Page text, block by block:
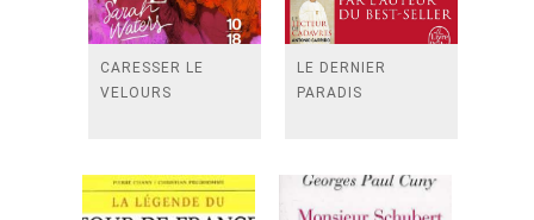
CARESSER LE
VELOURS
LE DERNIER
PARADIS